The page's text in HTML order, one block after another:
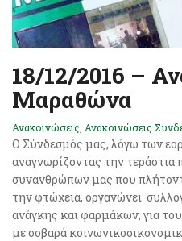
18/12/2016 –
Μαραθώνα
Ανακοινώσεις, Ανακοινώσεις
Ο Σύνδεσμός μας, λόγω των
αναγνωρίζοντας την
συνανθρώπων μας που
την φτώχεια, οργανώνει
ανάγκης και φαρμάκων, για
με σοβαρά